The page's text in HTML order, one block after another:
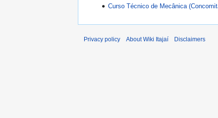
Curso Técnico de Mecânica
Privacy policy About Wiki Itajaí Disclaimers